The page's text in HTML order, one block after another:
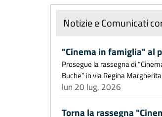
Notizie e Comunicati
"Cinema in famiglia" al
Prosegue la rassegna di
Buche” in via Regina
lun 20 lug, 2026
Torna la rassegna